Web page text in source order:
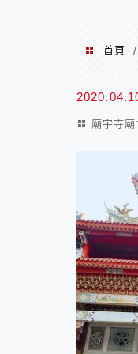
首頁 /
變型金
廟宇寺